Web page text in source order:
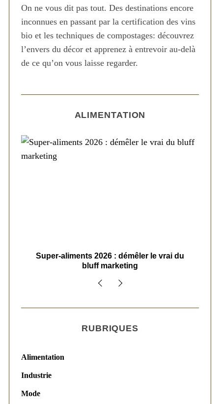
On ne vous dit pas tout. Des destinations encore
inconnues en passant par la certification des vins
bio et les techniques de compostages: découvrez
l’envers du décor et apprenez à entrevoir au-delà
de ce qu’on vous laisse regarder.
ALIMENTATION
Super-aliments 2026 : démêler le vrai du
bluff marketing
RUBRIQUES
Alimentation
Industrie
Mode